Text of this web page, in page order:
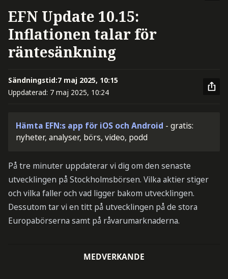
EFN Update 10.15:
Inflationen talar för
räntesänkning
Sändningstid:7 maj 2025, 10:15
Uppdaterad: 7 maj 2025, 10:24
Hämta EFN:s app för iOS och Android - gratis:
nyheter, analyser, börs, video, podd
På tre minuter uppdaterar vi dig om den senaste
utvecklingen på Stockholmsbörsen. Vilka aktier stiger
och vilka faller och vad ligger bakom utvecklingen.
Dessutom tar vi en titt på utvecklingen på de stora
Europabörserna samt på råvarumarknaderna.
MEDVERKANDE